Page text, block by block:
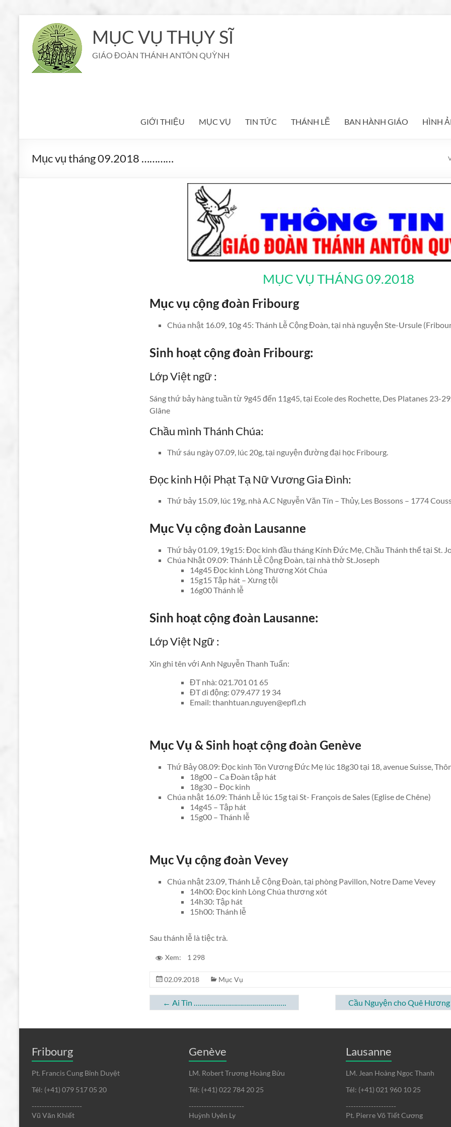
contenu
MỤC VỤ THỤY SĨ
GIÁO ĐOÀN THÁNH ANTÔN QUỲNH
GIỚI THIỆU MỤC VỤ TIN TỨC THÁNH LỄ BAN HÀNH GIÁO HÌNH
Mục vụ tháng 09.2018 …………
MỤC VỤ THÁNG 09.2018
Mục vụ cộng đoàn Fribourg
Chúa nhật 16.09, 10g 45: Thánh Lễ Cộng Đoàn, tại nhà nguyện Ste-Ursule
Sinh hoạt cộng đoàn Fribourg:
Lớp Việt ngữ :
Sáng thứ bảy hàng tuần từ 9g45 đến 11g45, tại Ecole des Rochette, Des Platanes 23-
Glâne
Chầu mình Thánh Chúa:
Thứ sáu ngày 07.09, lúc 20g, tại nguyện đường đại học Fribourg.
Đọc kinh Hội Phạt Tạ Nữ Vương Gia Đình:
Thứ bảy 15.09, lúc 19g, nhà A.C Nguyễn Văn Tín – Thủy, Les Bossons – 1774
Mục Vụ cộng đoàn Lausanne
Thứ bảy 01.09, 19g15: Đọc kinh đầu tháng Kính Đức Mẹ, Chầu Thánh thể tại St.
Chúa Nhật 09.09: Thánh Lễ Cộng Đoàn, tại nhà thờ St.Joseph
14g45 Đọc kinh Lòng Thương Xót Chúa
15g15 Tập hát – Xưng tội
16g00 Thánh lễ
Sinh hoạt cộng đoàn Lausanne:
Lớp Việt Ngữ :
Xin ghi tên với Anh Nguyễn Thanh Tuấn:
ĐT nhà: 021.701 01 65
ĐT di động: 079.477 19 34
Email: thanhtuan.nguyen@epfl.ch
Mục Vụ & Sinh hoạt cộng đoàn Genève
Thứ Bảy 08.09: Đọc kinh Tôn Vương Đức Mẹ lúc 18g30 tại 18, avenue Suisse,
18g00 – Ca Đoàn tập hát
18g30 – Đọc kinh
Chúa nhật 16.09: Thánh Lễ lúc 15g tại St- François de Sales (Eglise de Chêne)
14g45 – Tập hát
15g00 – Thánh lễ
Mục Vụ cộng đoàn Vevey
Chúa nhật 23.09, Thánh Lễ Cộng Đoàn, tại phòng Pavillon, Notre Dame Vevey
14h00: Đọc kinh Lòng Chúa thương xót
14h30: Tập hát
15h00: Thánh lễ
Sau thánh lễ là tiệc trà.
Xem: 1 298
02.09.2018 Mục Vụ
← Ai Tin ………………………………………. Cầu Nguyện cho Quê
Fribourg
Pt. Francis Cung Bỉnh Duyệt
Tél: (+41) 079 517 05 20
--------------------
Vũ Văn Khiết
Genève
LM. Robert Trương Hoàng Bửu
Tél: (+41) 022 784 20 25
----------------------
Huỳnh Uyên Ly
Lausanne
LM. Jean Hoàng Ngọc Thanh
Tél: (+41) 021 960 10 25
--------------------
Pt. Pierre Võ Tiết Cương